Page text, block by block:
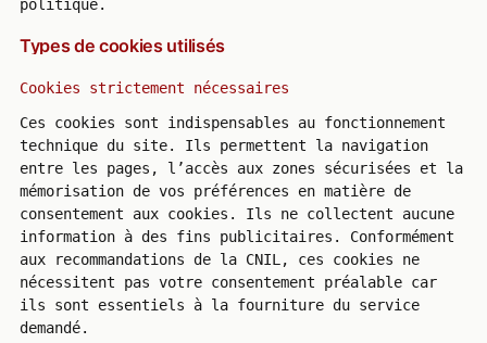
politique.
Types de cookies utilisés
Cookies strictement nécessaires
Ces cookies sont indispensables au fonctionnement
technique du site. Ils permettent la navigation
entre les pages, l’accès aux zones sécurisées et la
mémorisation de vos préférences en matière de
consentement aux cookies. Ils ne collectent aucune
information à des fins publicitaires. Conformément
aux recommandations de la CNIL, ces cookies ne
nécessitent pas votre consentement préalable car
ils sont essentiels à la fourniture du service
demandé.